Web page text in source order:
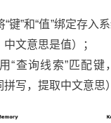
“键”和“值”绑定存入
文意思是值）；
“查询线索”匹配
拼写，提取中文意思